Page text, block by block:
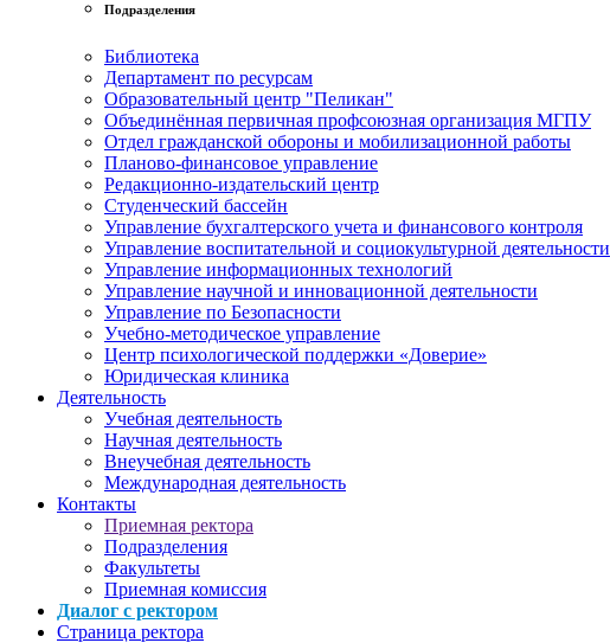
Подразделения
Библиотека
Департамент по ресурсам
Образовательный центр "Пеликан"
Объединённая первичная профсоюзная организация МГПУ
Отдел гражданской обороны и мобилизационной работы
Планово-финансовое управление
Редакционно-издательский центр
Студенческий бассейн
Управление бухгалтерского учета и финансового контроля
Управление воспитательной и социокультурной деятельности
Управление информационных технологий
Управление научной и инновационной деятельности
Управление по Безопасности
Учебно-методическое управление
Центр психологической поддержки «Доверие»
Юридическая клиника
Деятельность
Учебная деятельность
Научная деятельность
Внеучебная деятельность
Международная деятельность
Контакты
Приемная ректора
Подразделения
Факультеты
Приемная комиссия
Диалог с ректором
Страница ректора